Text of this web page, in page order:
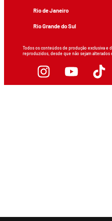
Rio de Janeiro
Rio Grande do Sul
Todos os conteúdos de produção exclusiva e
reproduzidos, desde que não sejam